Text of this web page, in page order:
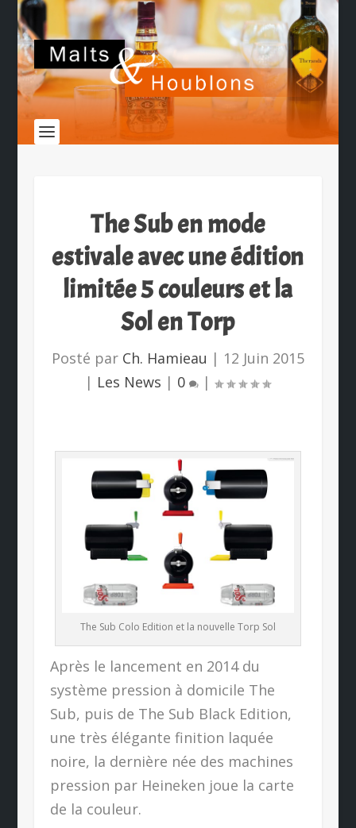
The Sub en mode
estivale avec une édition
limitée 5 couleurs et la
Sol en Torp
Posté par Ch. Hamieau | 12 Juin 2015
| Les News | 0 |
The Sub Colo Edition et la nouvelle Torp Sol
Après le lancement en 2014 du
système pression à domicile The
Sub, puis de The Sub Black Edition,
une très élégante finition laquée
noire, la dernière née des machines
pression par Heineken joue la carte
de la couleur.